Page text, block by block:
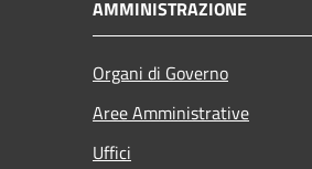
AMMINISTRAZIONE
Organi di Governo
Aree Amministrative
Uffici